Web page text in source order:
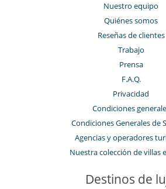
Nuestro equipo
Quiénes somos
Reseñas de clientes
Trabajo
Prensa
F.A.Q.
Privacidad
Condiciones
Condiciones Generales de
Agencias y operadores
Nuestra colección de villas
Destinos de